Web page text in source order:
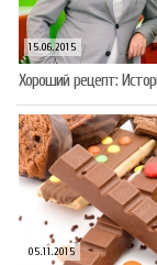
15.06.2015
Хороший рецепт:
05.11.2015